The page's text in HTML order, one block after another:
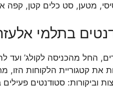
מטען, סט כלים קטן, קפה
בתלמי
החל מהכניסה לקולג’ ועד
את קטגוריית הלקוחות הזו,
וביקורות: סטודנטים